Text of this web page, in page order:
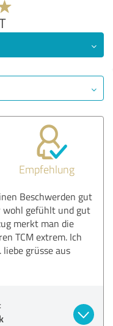
Empfehlung
Beschwerden gut
wohl gefühlt und gut
merkt man die
TCM extrem. Ich
liebe grüsse aus